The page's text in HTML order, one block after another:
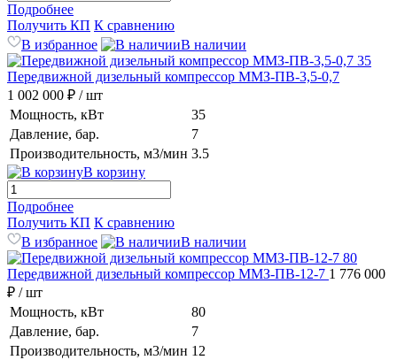
Подробнее
Получить КП К сравнению
В избранное
В наличии
Передвижной дизельный компрессор ММЗ-ПВ-3,5-0,7
1 002 000 ₽ / шт
Мощность, кВт
35
Давление, бар.
7
Производительность, м3/мин 3.5
В корзину
Подробнее
Получить КП К сравнению
В избранное
В наличии
Передвижной дизельный компрессор ММЗ-ПВ-12-7 1 776 000
₽ / шт
Мощность, кВт
80
Давление, бар.
7
Производительность, м3/мин 12